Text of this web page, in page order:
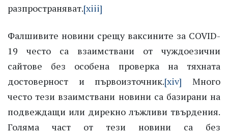
разпространяват.[xiii]
Фалшивите новини срещу ваксините за COVID-
19 често са взаимствани от чуждоезични
сайтове без особена проверка на тяхната
достоверност и първоизточник.[xiv] Много
често тези взаимствани новини са базирани на
подвеждащи или дирекно лъжливи твърдения.
Голяма част от тези новини са без